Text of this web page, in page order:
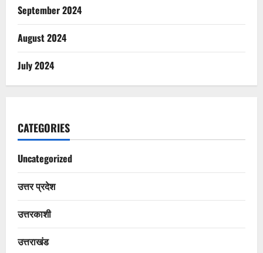
September 2024
August 2024
July 2024
CATEGORIES
Uncategorized
उत्तर प्रदेश
उत्तरकाशी
उत्तराखंड